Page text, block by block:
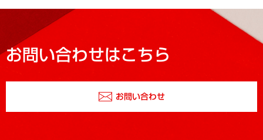
お問い合わせはこちら
お問い合わせ